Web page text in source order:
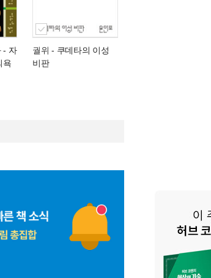
- 자
욕
궐위 - 쿠데타의 이성
비판